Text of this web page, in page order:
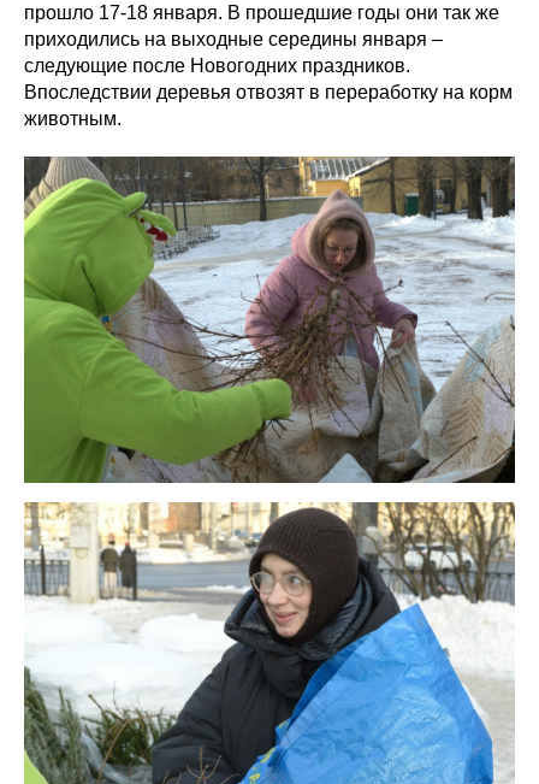
прошло 17-18 января. В прошедшие годы они так же
приходились на выходные середины января –
следующие после Новогодних праздников.
Впоследствии деревья отвозят в переработку на корм
животным.